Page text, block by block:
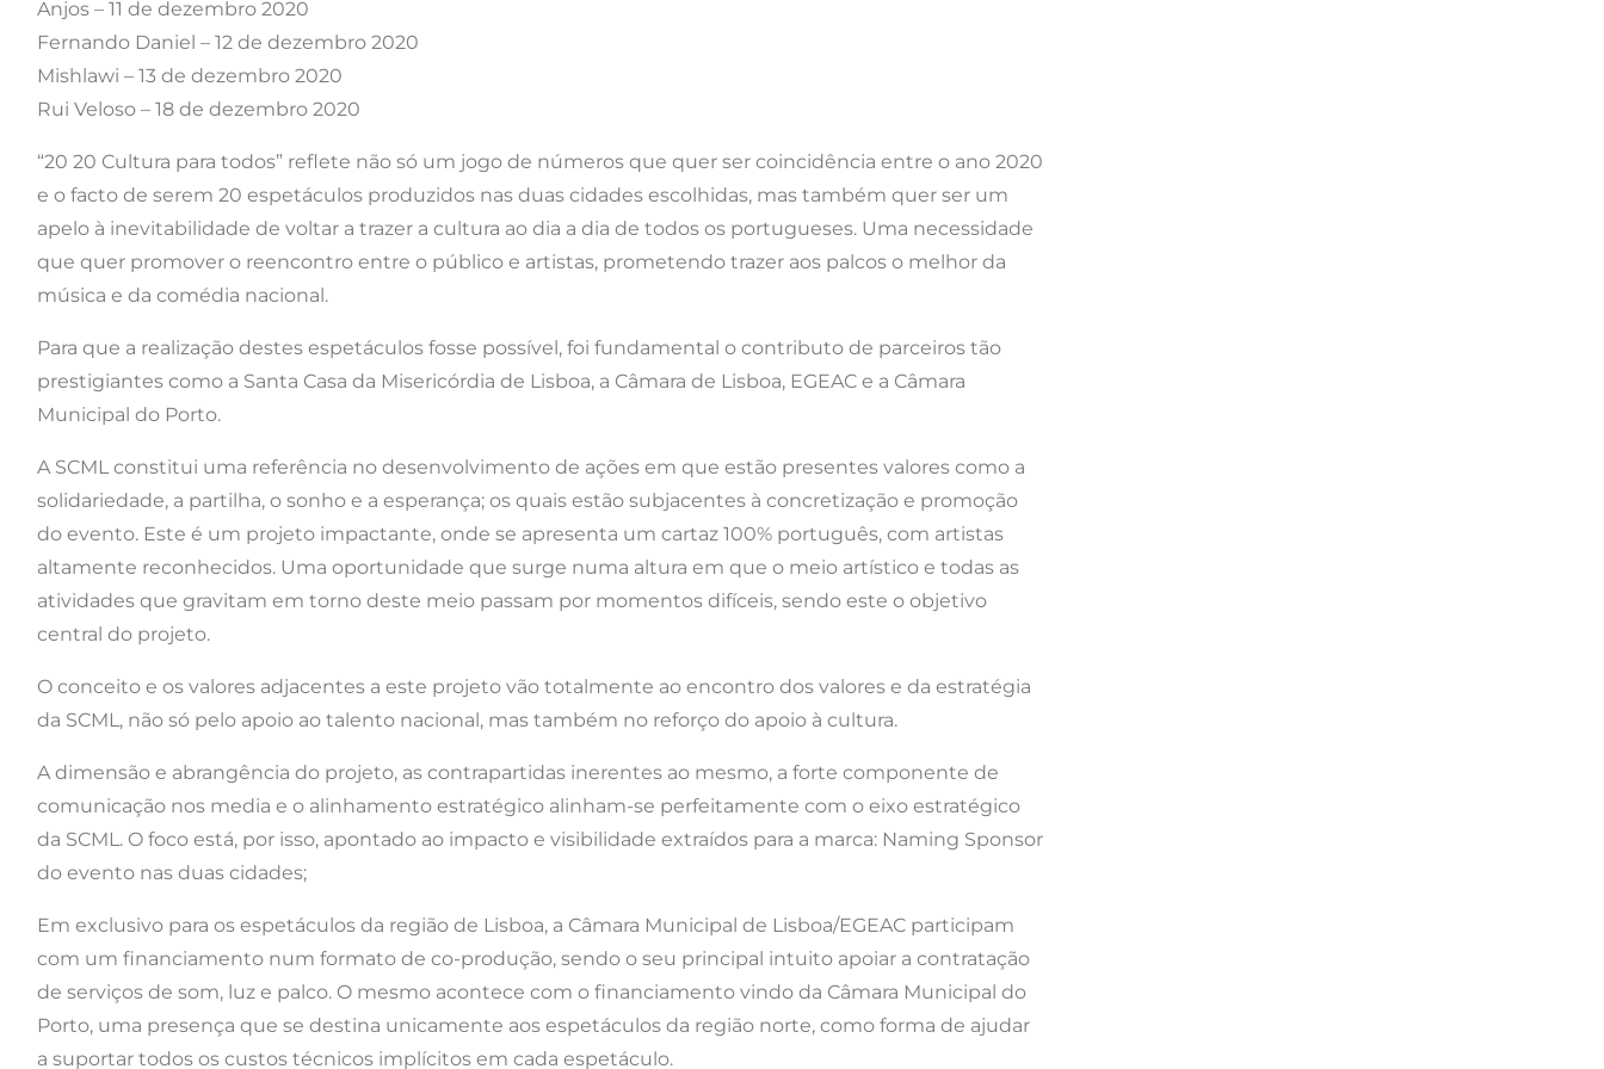
Anjos – 11 de dezembro 2020
Fernando Daniel – 12 de dezembro 2020
Mishlawi – 13 de dezembro 2020
Rui Veloso – 18 de dezembro 2020
“20 20 Cultura para todos” reflete não só um jogo de números que quer ser coincidência entre o ano 2020
e o facto de serem 20 espetáculos produzidos nas duas cidades escolhidas, mas também quer ser um
apelo à inevitabilidade de voltar a trazer a cultura ao dia a dia de todos os portugueses. Uma necessidade
que quer promover o reencontro entre o público e artistas, prometendo trazer aos palcos o melhor da
música e da comédia nacional.
Para que a realização destes espetáculos fosse possível, foi fundamental o contributo de parceiros tão
prestigiantes como a Santa Casa da Misericórdia de Lisboa, a Câmara de Lisboa, EGEAC e a Câmara
Municipal do Porto.
A SCML constitui uma referência no desenvolvimento de ações em que estão presentes valores como a
solidariedade, a partilha, o sonho e a esperança; os quais estão subjacentes à concretização e promoção
do evento. Este é um projeto impactante, onde se apresenta um cartaz 100% português, com artistas
altamente reconhecidos. Uma oportunidade que surge numa altura em que o meio artístico e todas as
atividades que gravitam em torno deste meio passam por momentos difíceis, sendo este o objetivo
central do projeto.
O conceito e os valores adjacentes a este projeto vão totalmente ao encontro dos valores e da estratégia
da SCML, não só pelo apoio ao talento nacional, mas também no reforço do apoio à cultura.
A dimensão e abrangência do projeto, as contrapartidas inerentes ao mesmo, a forte componente de
comunicação nos media e o alinhamento estratégico alinham-se perfeitamente com o eixo estratégico
da SCML. O foco está, por isso, apontado ao impacto e visibilidade extraídos para a marca: Naming Sponsor
do evento nas duas cidades;
Em exclusivo para os espetáculos da região de Lisboa, a Câmara Municipal de Lisboa/EGEAC participam
com um financiamento num formato de co-produção, sendo o seu principal intuito apoiar a contratação
de serviços de som, luz e palco. O mesmo acontece com o financiamento vindo da Câmara Municipal do
Porto, uma presença que se destina unicamente aos espetáculos da região norte, como forma de ajudar
a suportar todos os custos técnicos implícitos em cada espetáculo.